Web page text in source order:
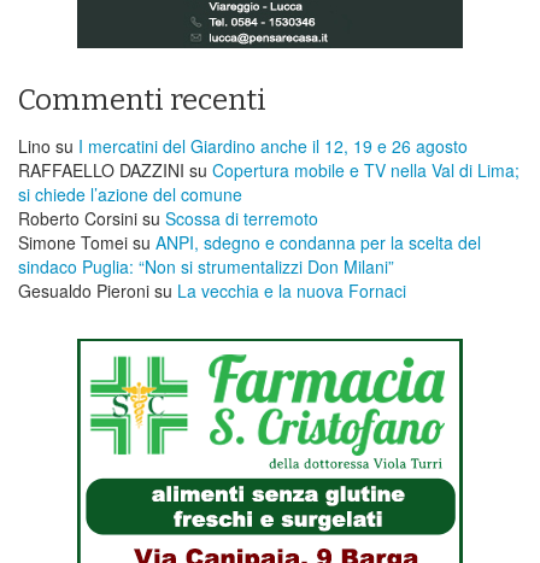
Commenti recenti
Lino su I mercatini del Giardino anche il 12, 19 e 26 agosto
RAFFAELLO DAZZINI su ​Copertura mobile e TV nella Val di Lima;
si chiede l’azione del comune
Roberto Corsini su Scossa di terremoto
Simone Tomei su ANPI, sdegno e condanna per la scelta del
sindaco Puglia: “Non si strumentalizzi Don Milani”
Gesualdo Pieroni su La vecchia e la nuova Fornaci